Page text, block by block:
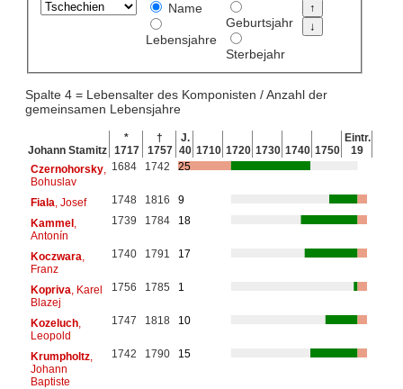
Name
Lebensjahre
Geburtsjahr
Sterbejahr
Spalte 4 = Lebensalter des Komponisten / Anzahl der
gemeinsamen Lebensjahre
Johann Stamitz
*
1717
†
1757
J.
40 1710 1720 1730 1740 1750
Eintr.
19
Czernohorsky,
Bohuslav
1684 1742 25
Fiala , Josef 1748 1816
9
Kammel,
Antonín
1739 1784 18
Koczwara
Franz
1740 1791 17
Kopriva , Karel
Blazej
1756 1785 1
Kozeluch,
Leopold
1747 1818 10
Krumpholtz,
Johann
Baptiste
1742 1790 15